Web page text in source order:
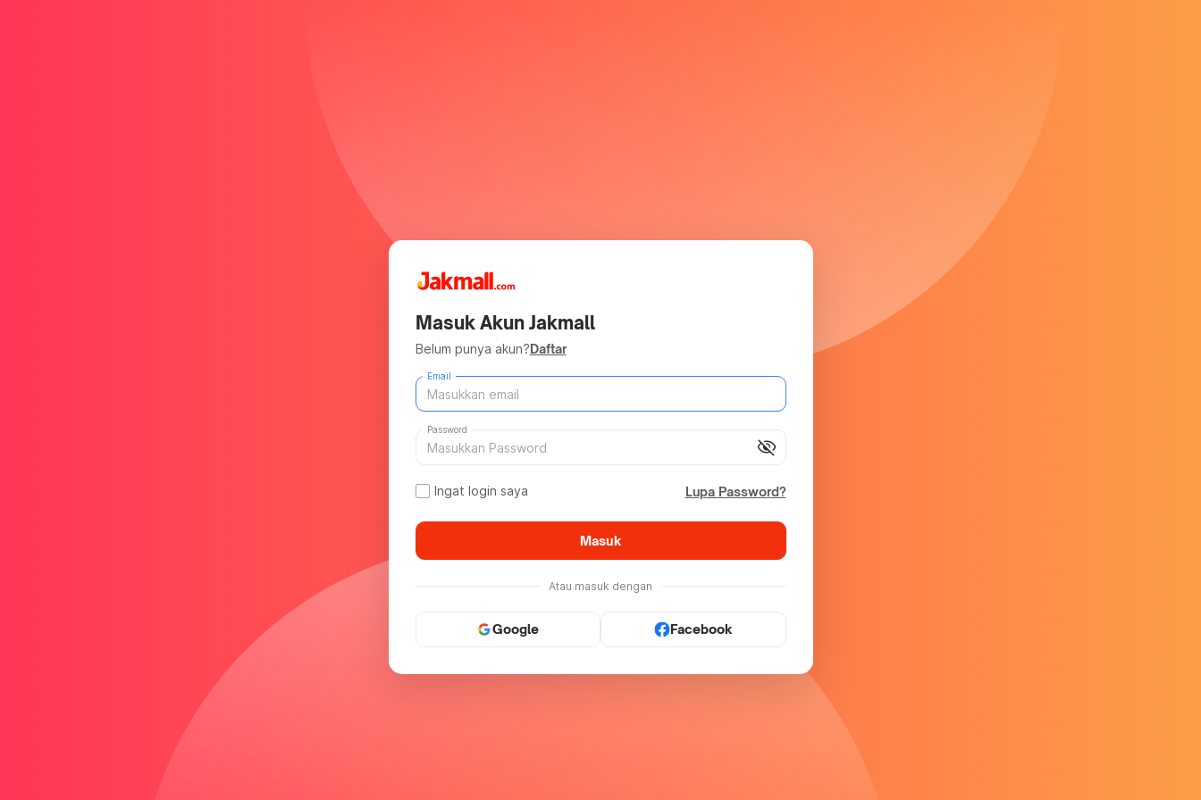
Masuk Akun Jakmall
Belum punya akun?Daftar
Email
visibility_off
Password
Ingat login saya Lupa Password?
Masuk
Atau masuk dengan
Google Facebook